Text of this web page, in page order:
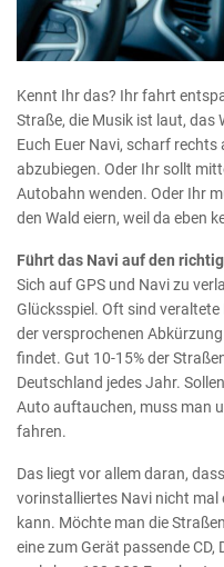
Kennt Ihr das? Ihr fahrt
Straße, die Musik ist laut, das
Euch Euer Navi, scharf
abzubiegen. Oder Ihr sollt
Autobahn wenden. Oder Ihr
den Wald eiern, weil da eben
Führt das Navi auf den
Sich auf GPS und Navi zu
Glücksspiel. Oft sind
der versprochenen
findet. Gut 10-15% der
Deutschland jedes Jahr.
Auto auftauchen, muss man
fahren.
Das liegt vor allem daran,
vorinstalliertes Navi nicht mal
kann. Möchte man die
eine zum Gerät passende CD,